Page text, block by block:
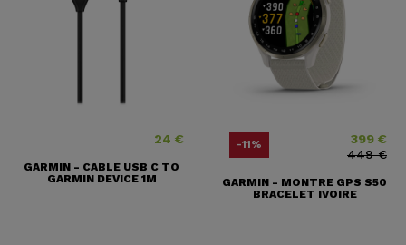
Prix
24 €
GARMIN - CABLE USB C TO
GARMIN DEVICE 1M
-11% 399 €
Prix ​​habituel
449 €
GARMIN - MONTRE GPS S50
BRACELET IVOIRE